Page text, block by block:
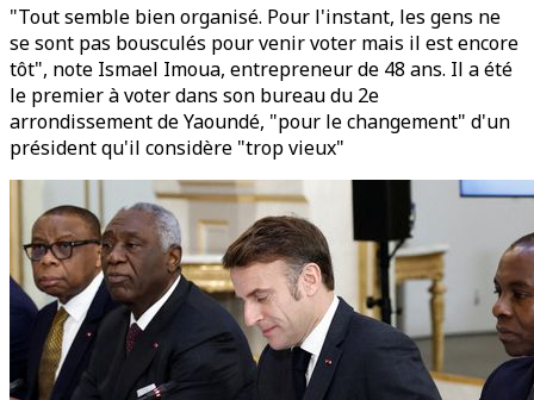
"Tout semble bien organisé. Pour l'instant, les gens ne
se sont pas bousculés pour venir voter mais il est encore
tôt", note Ismael Imoua, entrepreneur de 48 ans. Il a été
le premier à voter dans son bureau du 2e
arrondissement de Yaoundé, "pour le changement" d'un
président qu'il considère "trop vieux"